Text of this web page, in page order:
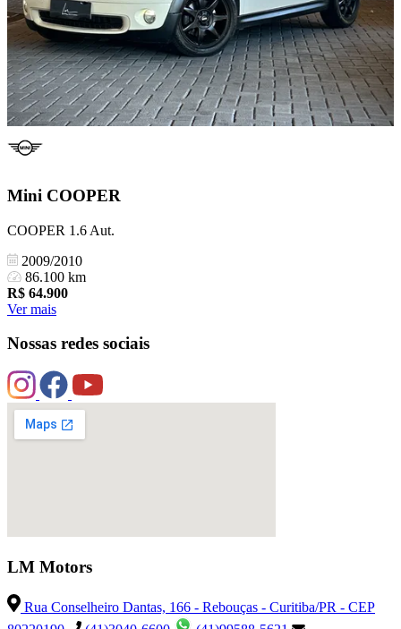
Mini COOPER
COOPER 1.6 Aut.
2009/2010
86.100 km
R$ 64.900
Ver mais
Nossas redes sociais
LM Motors
Rua Conselheiro Dantas, 166 - Rebouças - Curitiba/PR - CEP